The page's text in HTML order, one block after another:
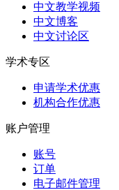
中文教学视频
中文博客
中文讨论区
学术专区
申请学术优惠
机构合作优惠
账户管理
账号
订单
电子邮件管理